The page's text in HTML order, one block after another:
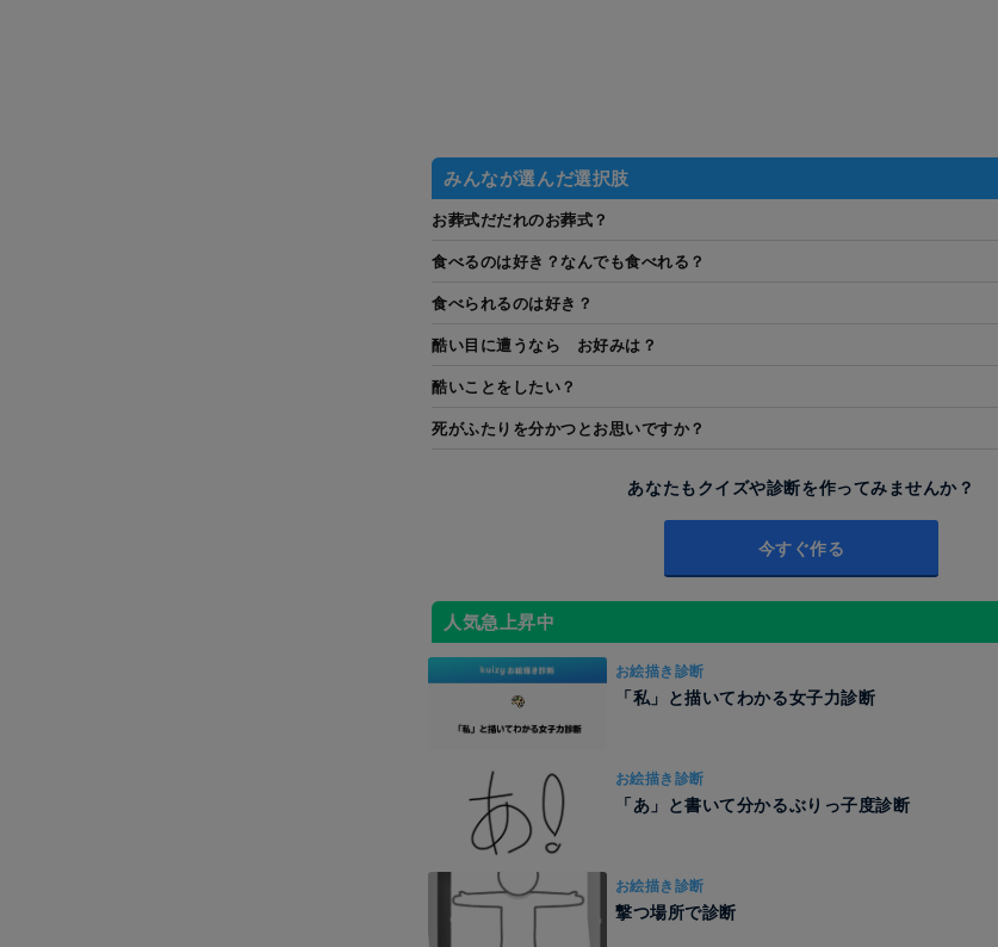
みんなが選んだ選択肢
お葬式だだれのお葬式？
食べるのは好き？なんでも食べれる？
食べられるのは好き？
酷い目に遭うなら お好みは？
酷いことをしたい？
死がふたりを分かつとお思いですか？
あなたもクイズや診断を作ってみませんか？
今すぐ作る
人気急上昇中
お絵描き診断
「私」と描いてわかる女子力診断
お絵描き診断
「あ」と書いて分かるぶりっ子度診断
お絵描き診断
撃つ場所で診断